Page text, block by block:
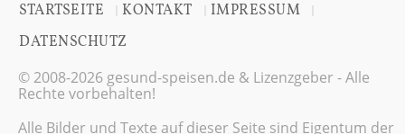
STARTSEITE KONTAKT IMPRESSUM
DATENSCHUTZ
© 2008-2026 gesund-speisen.de & Lizenzgeber - Alle
Rechte vorbehalten!
Alle Bilder und Texte auf dieser Seite sind Eigentum der